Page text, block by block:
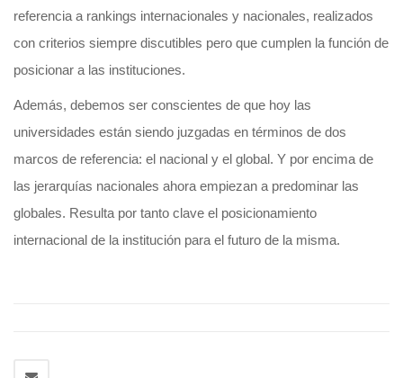
referencia a rankings internacionales y nacionales, realizados
con criterios siempre discutibles pero que cumplen la función de
posicionar a las instituciones.
Además, debemos ser conscientes de que hoy las
universidades están siendo juzgadas en términos de dos
marcos de referencia: el nacional y el global. Y por encima de
las jerarquías nacionales ahora empiezan a predominar las
globales. Resulta por tanto clave el posicionamiento
internacional de la institución para el futuro de la misma.